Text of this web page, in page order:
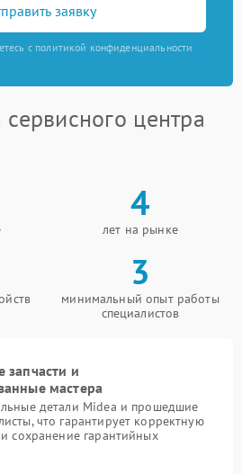
заявку
с политикой конфиденциальности
центра
4
лет на рынке
3
минимальный опыт работы
специалистов
запчасти и
мастера
детали Midea и прошедшие
что гарантирует корректную
сохранение гарантийных